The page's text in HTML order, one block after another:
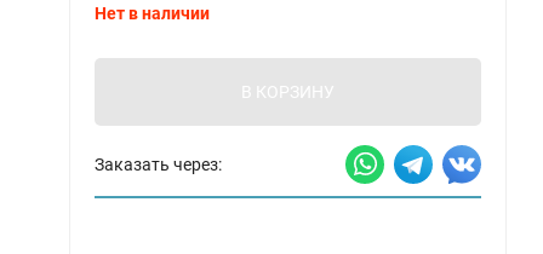
Нет в наличии
В КОРЗИНУ
Заказать через: